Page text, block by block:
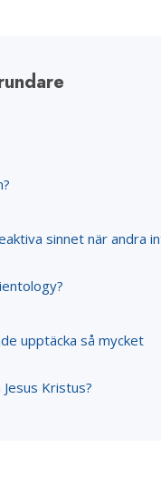
sinnet när andra
upptäcka så mycket
Kristus?